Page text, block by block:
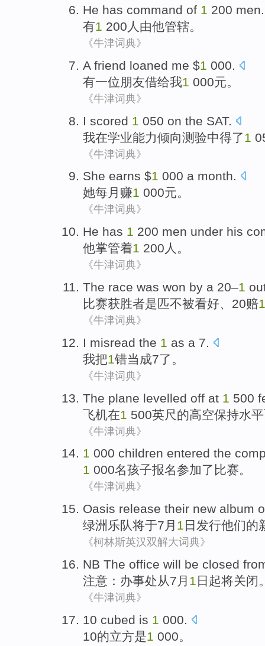
He has command of 1 200 men.
有1 200 人由他管辖。
《牛津词典》
A friend loaned me $1 000.
有一位朋友借给我1 000元。
《牛津词典》
I scored 1 050 on the SAT.
我在学业能力倾向测验中得了 1
《牛津词典》
She earns $1 000 a month.
她每月赚1 000元。
《牛津词典》
He has 1 200 men under his
他掌管着1 200 人 。
《牛津词典》
The race was won by a 20–1
比赛获胜者是匹不被看好、 20赔1
《牛津词典》
I misread the 1 as a 7.
我把1错当成7了。
《牛津词典》
The plane levelled off at 1 500
飞机在1 500英尺的高空保持水
《牛津词典》
1 000 children entered the
1 000名孩子报名参加了 比赛。
《牛津词典》
Oasis release their new album
绿洲乐队将于7月 1 日 发行他们的
《柯林斯英汉双解大词典》
NB The office will be closed
注意： 办事处 从7 月 1 日起将关闭
《牛津词典》
10 cubed is 1 000.
10的立方是1 000。